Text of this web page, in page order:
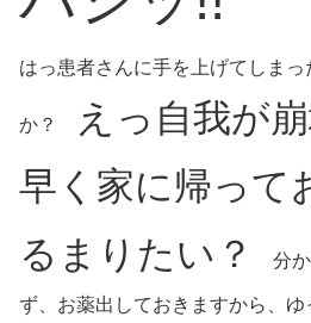
はっ患者さんに手を上げてしま
か？
えっ自我が
早く家に帰って
るまりたい？
分か
ず、お薬出しておきますから、